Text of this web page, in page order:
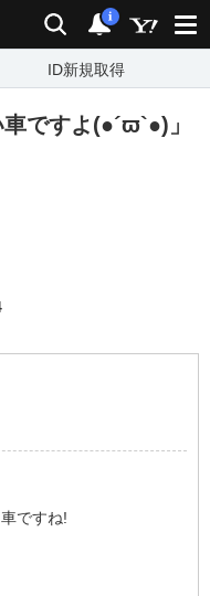
検索 通知
i
ID新規取得
ですよ(●´ϖ`●)」
ですね!